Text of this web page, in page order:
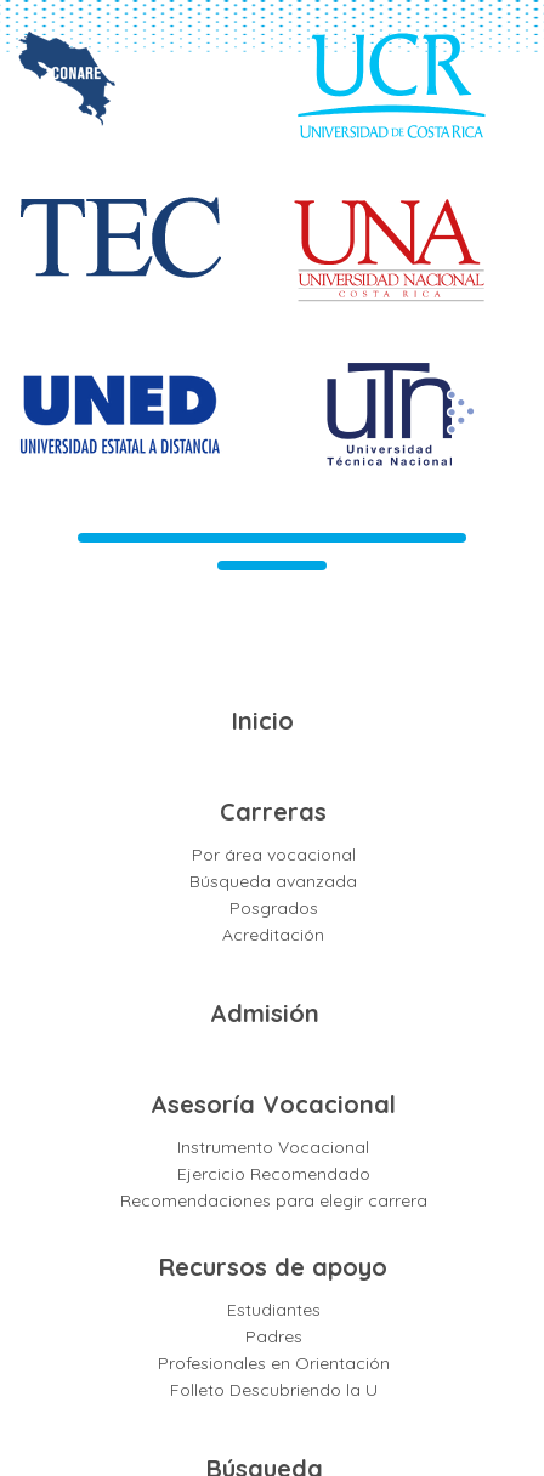
Inicio
Carreras
Por área vocacional
Búsqueda avanzada
Posgrados
Acreditación
Admisión
Asesoría Vocacional
Instrumento Vocacional
Ejercicio Recomendado
Recomendaciones para elegir carrera
Recursos de apoyo
Estudiantes
Padres
Profesionales en Orientación
Folleto Descubriendo la U
Búsqueda